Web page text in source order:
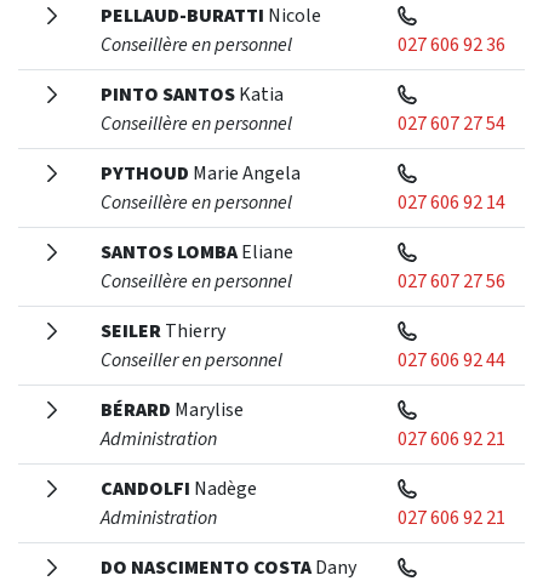
PELLAUD-BURATTI Nicole
Conseillère en personnel
027 606 92 36
PINTO SANTOSKatia
Conseillère en personnel
027 607 27 54
PYTHOUD Marie Angela
Conseillère en personnel
027 606 92 14
SANTOS LOMBAEliane
Conseillère en personnel
027 607 27 56
SEILERThierry
Conseiller en personnel
027 606 92 44
BÉRARD Marylise
Administration
027 606 92 21
CANDOLFI Nadège
Administration
027 606 92 21
DO NASCIMENTO COSTADany